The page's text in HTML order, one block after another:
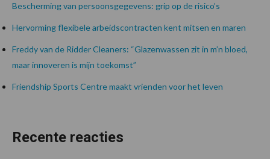
Bescherming van persoonsgegevens: grip op de risico’s
Hervorming flexibele arbeidscontracten kent mitsen en maren
Freddy van de Ridder Cleaners: “Glazenwassen zit in m’n bloed,
maar innoveren is mijn toekomst”
Friendship Sports Centre maakt vrienden voor het leven
Recente reacties